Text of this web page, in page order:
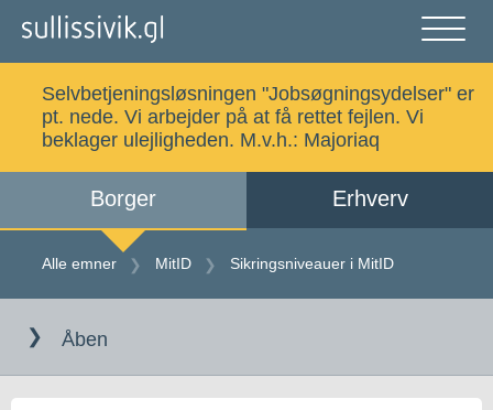
luk
Alle emner Selvbetjening
Kalaallisut
Selvbetjeningsløsningen "Jobsøgningsydelser" er
pt. nede. Vi arbejder på at få rettet fejlen. Vi
beklager ulejligheden. M.v.h.: Majoriaq
Borger Erhverv
Alle emner MitID Sikringsniveauer i MitID
indholdet
Åben